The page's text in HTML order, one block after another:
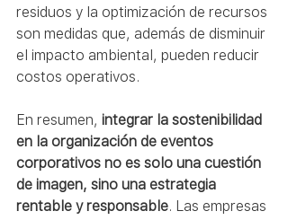
residuos y la optimización de recursos
son medidas que, además de disminuir
el impacto ambiental, pueden reducir
costos operativos.
En resumen, integrar la sostenibilidad
en la organización de eventos
corporativos no es solo una cuestión
de imagen, sino una estrategia
rentable y responsable. Las empresas